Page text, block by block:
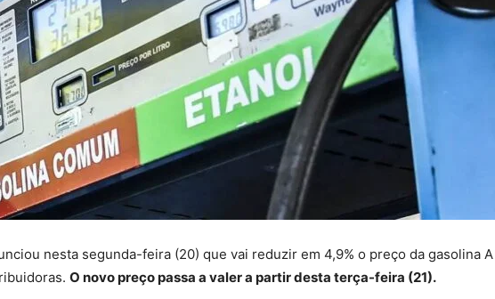
nesta segunda-feira (20) que vai reduzir em 4,9% o preço da gasolina A
O novo preço passa a valer a partir desta terça-feira (21).